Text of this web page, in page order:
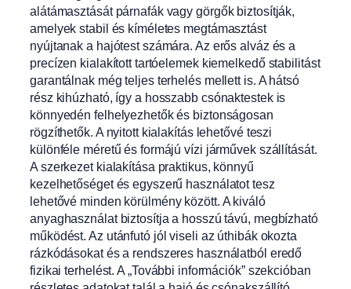
alátámasztását párnafák vagy görgők biztosítják,
amelyek stabil és kíméletes megtámasztást
nyújtanak a hajótest számára. Az erős alváz és a
precízen kialakított tartóelemek kiemelkedő stabilitást
garantálnak még teljes terhelés mellett is. A hátsó
rész kihúzható, így a hosszabb csónaktestek is
könnyedén felhelyezhetők és biztonságosan
rögzíthetők. A nyitott kialakítás lehetővé teszi
különféle méretű és formájú vízi járművek szállítását.
A szerkezet kialakítása praktikus, könnyű
kezelhetőséget és egyszerű használatot tesz
lehetővé minden körülmény között. A kiváló
anyaghasználat biztosítja a hosszú távú, megbízható
működést. Az utánfutó jól viseli az úthibák okozta
rázkódásokat és a rendszeres használatból eredő
fizikai terhelést. A „További információk” szekcióban